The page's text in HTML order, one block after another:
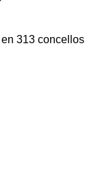
313 concellos